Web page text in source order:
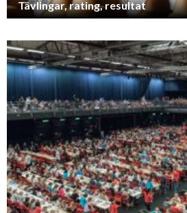
Tävlingar, rating, resultat